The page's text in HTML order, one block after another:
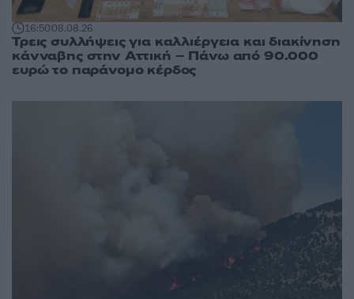
16:5008.08.26
Τρεις συλλήψεις για καλλιέργεια και διακίνηση
κάνναβης στην Αττική – Πάνω από 90.000
ευρώ το παράνομο κέρδος